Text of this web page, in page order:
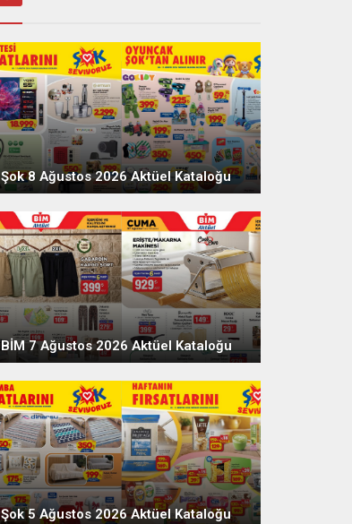
Şok 8 Ağustos 2026 Aktüel Kataloğu
BİM 7 Ağustos 2026 Aktüel Kataloğu
Şok 5 Ağustos 2026 Aktüel Kataloğu